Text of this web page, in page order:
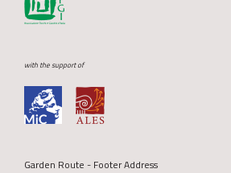
with the support of
Garden Route - Footer Address